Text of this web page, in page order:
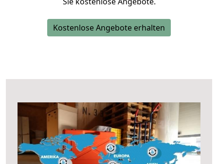
Kostenlose Angebote erhalten